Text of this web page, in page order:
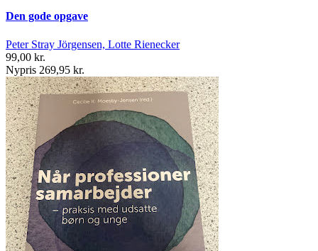
Den gode opgave
Peter Stray Jörgensen, Lotte Rienecker
99,00 kr.
Nypris 269,95 kr.